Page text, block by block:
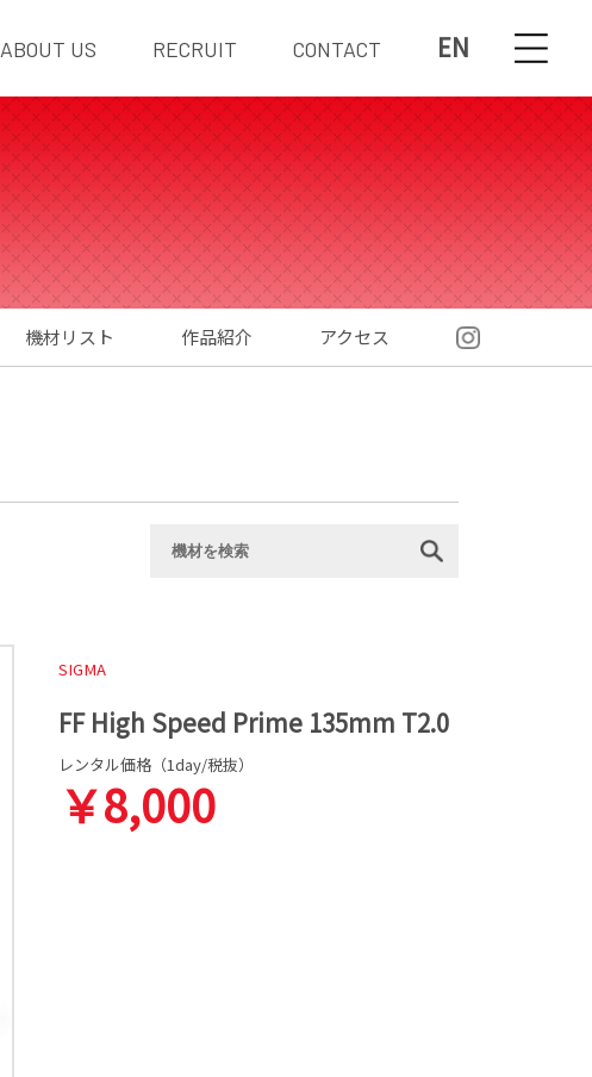
EN
ABOUT US RECRUIT CONTACT
機材リスト 作品紹介 アクセス
SIGMA
FF High Speed Prime 135mm T2.0
レンタル価格（1day/税抜）
￥8,000